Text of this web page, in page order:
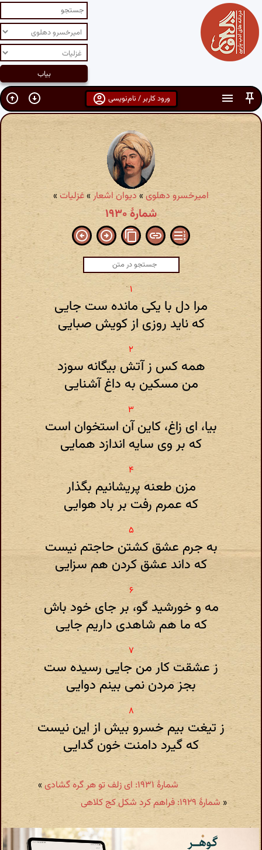
ورود کاربر / نام‌نویسی
امیرخسرو دهلوی» دیوان اشعار»غزلیات»
شمارهٔ ۱۹۳۰
مرا دل با یکی مانده ست جایی
که ناید روزی از کویش صبایی
همه کس ز آتش بیگانه سوزد
من مسکین به داغ آشنایی
بیا، ای زاغ، کاین آن استخوان است
که بر وی سایه اندازد همایی
مزن طعنه پریشانیم بگذار
که عمرم رفت بر باد هوایی
به جرم عشق کشتن حاجتم نیست
که داند عشق کردن هم سزایی
مه و خورشید گو، بر جای خود باش
که ما هم شاهدی داریم جایی
ز عشقت کار من جایی رسیده ست
بجز مردن نمی بینم دوایی
ز تیغت بیم خسرو بیش از این نیست
که گیرد دامنت خون گدایی
شمارهٔ ۱۹۳۱: ای زلف تو هر گره گشادی
»
« شمارهٔ ۱۹۲۹: فراهم کرد شکل کج کلاهی